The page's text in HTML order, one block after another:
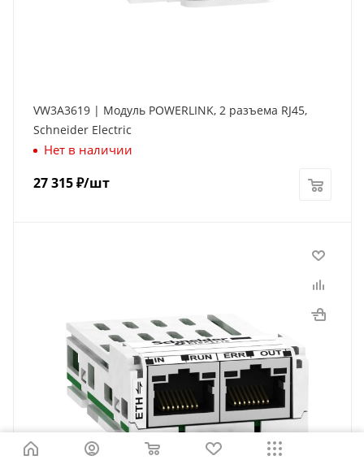
VW3A3619 | Модуль POWERLINK, 2 разъема RJ45,
Schneider Electric
Нет в наличии
27 315₽/шт